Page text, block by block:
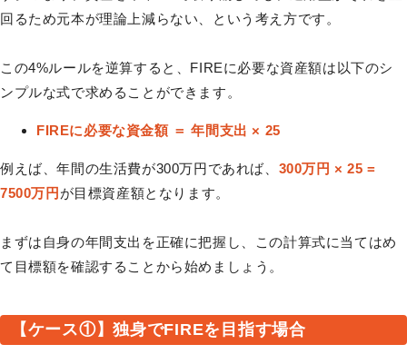
回るため元本が理論上減らない、という考え方です。
この4%ルールを逆算すると、FIREに必要な資産額は以下のシ
ンプルな式で求めることができます。
FIREに必要な資金額 ＝ 年間支出 × 25
例えば、年間の生活費が300万円であれば、 300万円 × 25 =
7500万円 が目標資産額となります。
まずは自身の年間支出を正確に把握し、この計算式に当てはめ
て目標額を確認することから始めましょう。
【ケース①】独身でFIREを目指す場合